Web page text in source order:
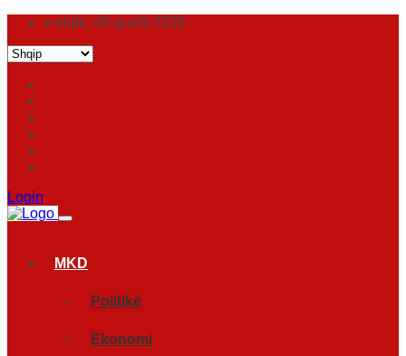
e enjte, 06 gusht 2026
Login
MKD
Politikë
Ekonomi